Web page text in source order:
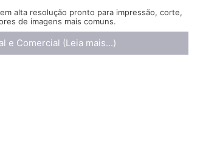
alta resolução pronto para impressão, corte,
de imagens mais comuns.
e Comercial (Leia mais...)